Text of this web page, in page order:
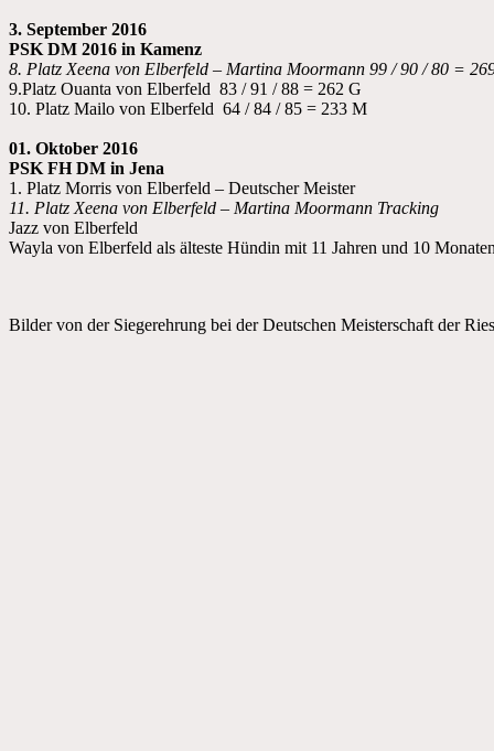
3. September 2016
PSK DM 2016 in Kamenz
8. Platz Xeena von Elberfeld – Martina Moormann 99 / 90 / 80 =
9.Platz Ouanta von Elberfeld 83 / 91 / 88 = 262 G
10. Platz Mailo von Elberfeld 64 / 84 / 85 = 233 M
01. Oktober 2016
PSK FH DM in Jena
1. Platz Morris von Elberfeld – Deutscher Meister
11. Platz Xeena von Elberfeld – Martina Moormann Tracking
Jazz von Elberfeld
Wayla von Elberfeld als älteste Hündin mit 11 Jahren und 10 Monaten
Bilder von der Siegerehrung bei der Deutschen Meisterschaft der